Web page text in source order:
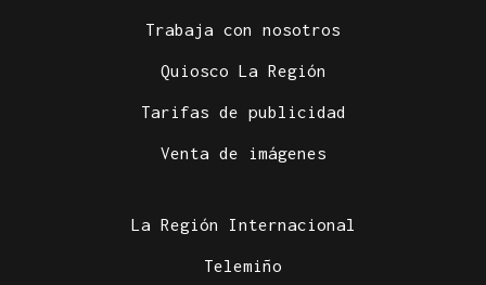
Trabaja con nosotros
Quiosco La Región
Tarifas de publicidad
Venta de imágenes
La Región Internacional
Telemiño